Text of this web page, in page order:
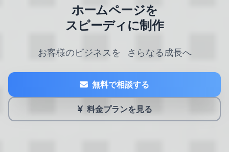
ホームページを
スピーディに制作
お客様のビジネスを さらなる成長へ
無料で相談する
料金プランを見る